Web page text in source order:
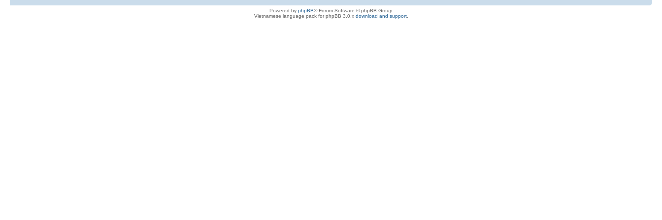
Powered by phpBB® Forum Software © phpBB Group
Vietnamese language pack for phpBB 3.0.x download and support.